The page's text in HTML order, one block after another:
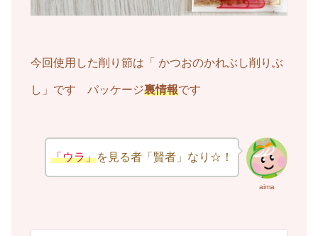
今回使用した削り節は「 かつおのかれぶし削りぶ
し」です パッケージ裏情報です
aima
「ウラ」を見る者「賢者」なり☆！